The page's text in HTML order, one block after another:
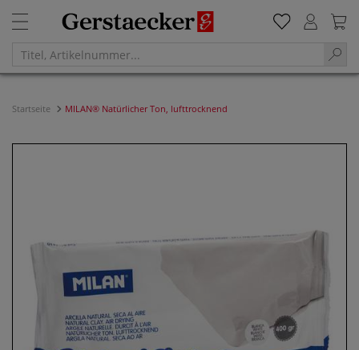
Startseite MILAN® Natürlicher Ton, lufttrocknend